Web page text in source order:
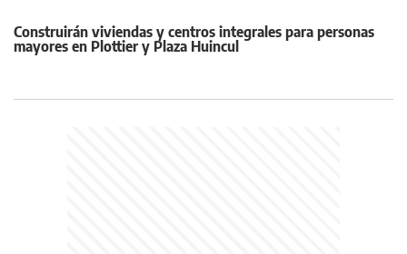
Construirán viviendas y centros integrales para personas
mayores en Plottier y Plaza Huincul